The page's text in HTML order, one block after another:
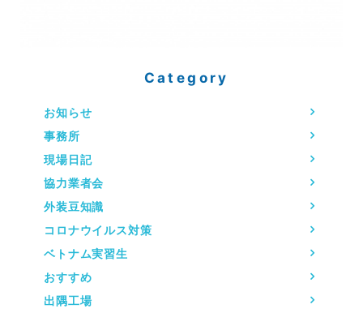
Category
お知らせ
事務所
現場日記
協力業者会
外装豆知識
コロナウイルス対策
ベトナム実習生
おすすめ
出隅工場